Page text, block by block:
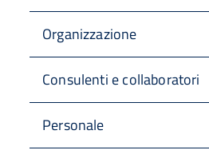
Organizzazione
Consulenti e collaboratori
Personale